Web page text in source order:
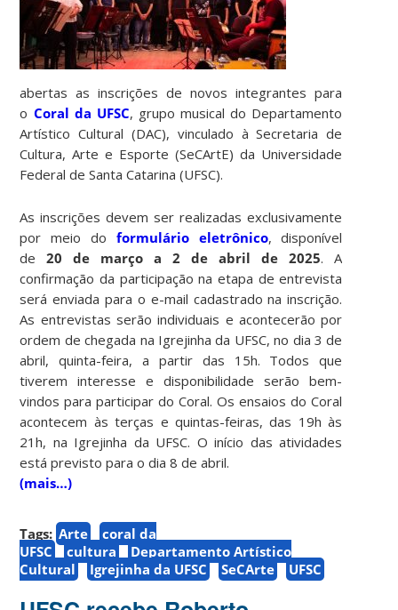
abertas as inscrições de novos integrantes para
o Coral da UFSC, grupo musical do Departamento
Artístico Cultural (DAC), vinculado à Secretaria de
Cultura, Arte e Esporte (SeCArtE) da Universidade
Federal de Santa Catarina (UFSC).
As inscrições devem ser realizadas exclusivamente
por meio do formulário eletrônico, disponível
de20 de março a 2 de abril de 2025. A
confirmação da participação na etapa de entrevista
será enviada para o e-mail cadastrado na inscrição.
As entrevistas serão individuais e acontecerão por
ordem de chegada na Igrejinha da UFSC, no dia 3 de
abril, quinta-feira, a partir das 15h. Todos que
tiverem interesse e disponibilidade serão bem-
vindos para participar do Coral. Os ensaios do Coral
acontecem às terças e quintas-feiras, das 19h às
21h, na Igrejinha da UFSC. O início das atividades
está previsto para o dia 8 de abril.
(mais…)
Tags: Arte
coral da
UFSC
cultura
Departamento Artístico
Cultural
Igrejinha da UFSC SeCArte UFSC